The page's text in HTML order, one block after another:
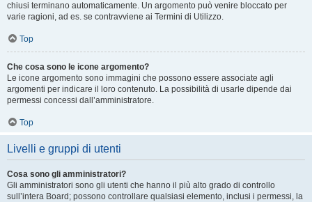
chiusi terminano automaticamente. Un argomento può venire bloccato per
varie ragioni, ad es. se contravviene ai Termini di Utilizzo.
Top
Che cosa sono le icone argomento?
Le icone argomento sono immagini che possono essere associate agli
argomenti per indicare il loro contenuto. La possibilità di usarle dipende dai
permessi concessi dall’amministratore.
Top
Livelli e gruppi di utenti
Cosa sono gli amministratori?
Gli amministratori sono gli utenti che hanno il più alto grado di controllo
sull’intera Board; possono controllare qualsiasi elemento, inclusi i permessi, la